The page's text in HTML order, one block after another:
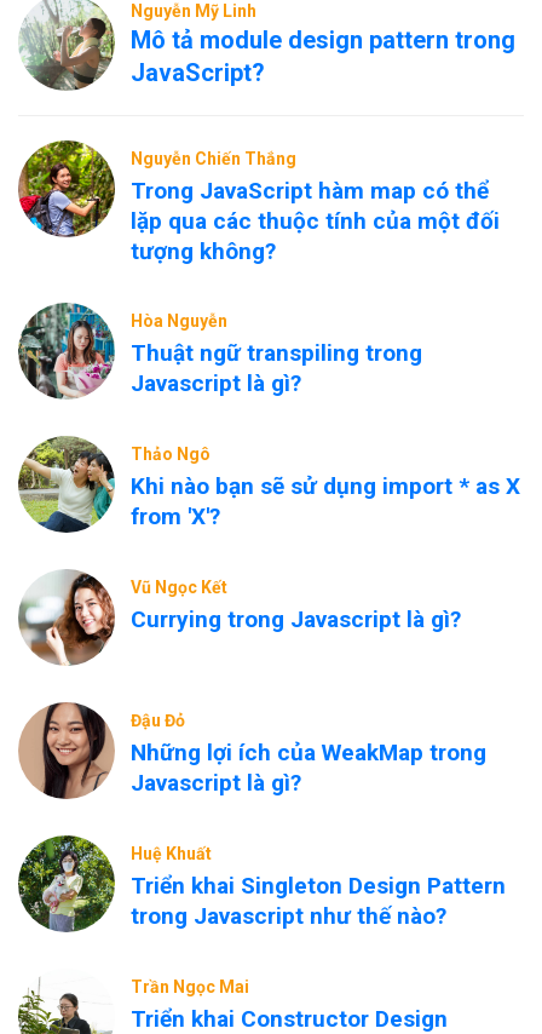
Nguyễn Mỹ Linh
Mô tả module design pattern trong
JavaScript?
Nguyễn Chiến Thắng
Trong JavaScript hàm map có thể
lặp qua các thuộc tính của một đối
tượng không?
Hòa Nguyễn
Thuật ngữ transpiling trong
Javascript là gì?
Thảo Ngô
Khi nào bạn sẽ sử dụng import * as X
from 'X'?
Vũ Ngọc Kết
Currying trong Javascript là gì?
Đậu Đỏ
Những lợi ích của WeakMap trong
Javascript là gì?
Huệ Khuất
Triển khai Singleton Design Pattern
trong Javascript như thế nào?
Trần Ngọc Mai
Triển khai Constructor Design